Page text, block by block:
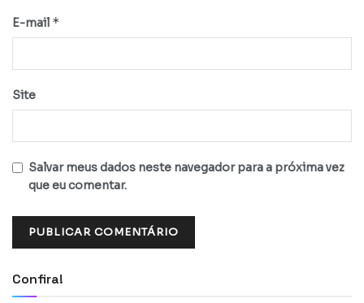
E-mail *
Site
Salvar meus dados neste navegador para a próxima vez
que eu comentar.
Confira!